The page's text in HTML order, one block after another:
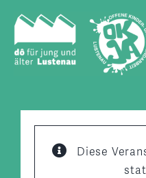
Inhalt
springen
Diese